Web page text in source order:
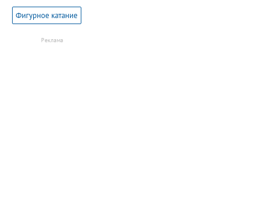
Фигурное катание